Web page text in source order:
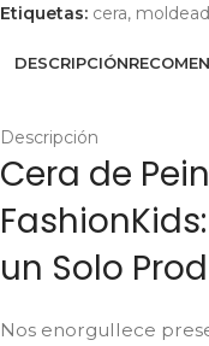
Etiquetas: cera,
DESCRIPCIÓN
Descripción
Cera de
un Solo
Nos enorgullece